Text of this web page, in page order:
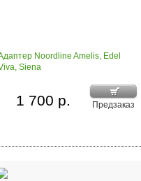
Noordline Amelis, Edel
Siena
Предзаказ
1 700 р.